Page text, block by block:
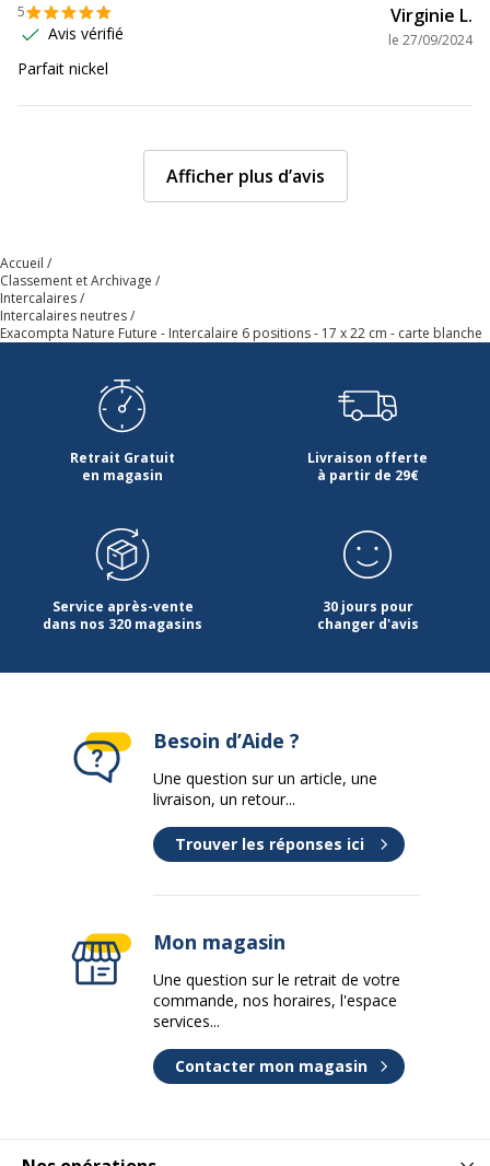
5
Avis vérifié
Virginie L.
le 27/09/2024
Parfait nickel
Afficher plus d’avis
Accueil
Classement et Archivage
Intercalaires
Intercalaires neutres
Exacompta Nature Future - Intercalaire 6 positions - 17 x 22 cm - carte blanche
Retrait Gratuit
en magasin
Livraison offerte
à partir de 29€
Service après-vente
dans nos 320 magasins
30 jours pour
changer d'avis
Besoin d’Aide ?
Une question sur un article, une
livraison, un retour...
Trouver les réponses ici
Mon magasin
Une question sur le retrait de votre
commande, nos horaires, l'espace
services...
Contacter mon magasin